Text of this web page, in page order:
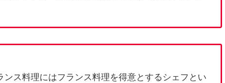
ス料理にはフランス料理を得意とするシェフとい